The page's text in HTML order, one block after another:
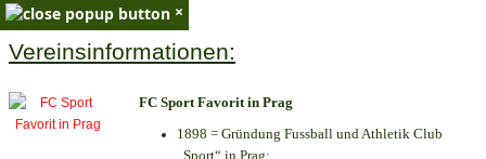
×
Vereinsinformationen:
FC Sport Favorit in Prag
1898 = Gründung Fussball und Athletik Club
„Sport“ in Prag;